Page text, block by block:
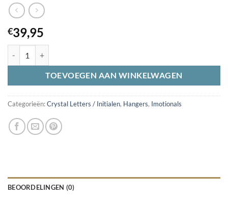
€39,95
TOEVOEGEN AAN WINKELWAGEN
Categorieën:Crystal Letters / Initialen, Hangers, Imotionals
BEOORDELINGEN (0)